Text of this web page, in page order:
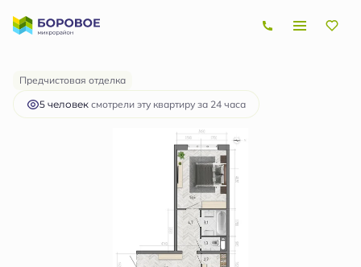
2-комнатная 6 960 682 руб.
Ипотекаот 20 803 руб.
Предчистовая отделка
5 человек смотрели эту квартиру за 24 часа